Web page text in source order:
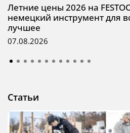
Летние цены 2026 на
немецкий инструмент для
лучшее
07.08.2026
Статьи